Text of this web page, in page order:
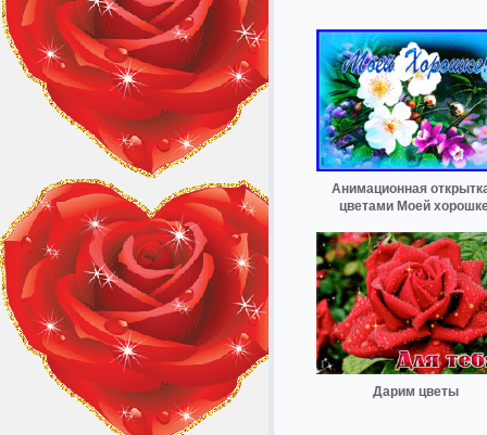
Анимационная
цветами Моей
Дарим цветы